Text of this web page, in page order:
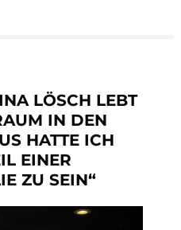
LÖSCH LEBT
IN DEN
HATTE ICH
EINER
ZU SEIN“